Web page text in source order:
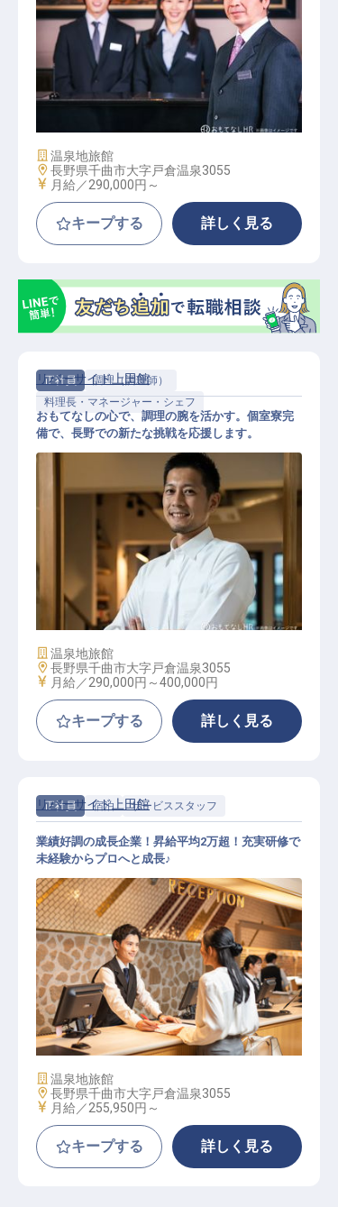
支配人候補
施設業態
温泉地旅館
勤務地
長野県千曲市大字戸倉温泉3055
給与
月給／290,000円～
キープする 詳しく見る
正社員
調理（調理師）
料理長・マネージャー・シェフ
調理スタッフ（調理長候補）
リバーサイド上田館
おもてなしの心で、調理の腕を活かす。個室寮完
備で、長野での新たな挑戦を応援します。
施設業態
温泉地旅館
勤務地
長野県千曲市大字戸倉温泉3055
給与
月給／290,000円～400,000円
キープする 詳しく見る
正社員 宿泊 サービススタッフ
サービススタッフ│未経験OK／月給
27.5万～可／寮費3カ月無料
リバーサイド上田館
業績好調の成長企業！昇給平均2万超！充実研修で
未経験からプロへと成長♪
施設業態
温泉地旅館
勤務地
長野県千曲市大字戸倉温泉3055
給与
月給／255,950円～
キープする 詳しく見る